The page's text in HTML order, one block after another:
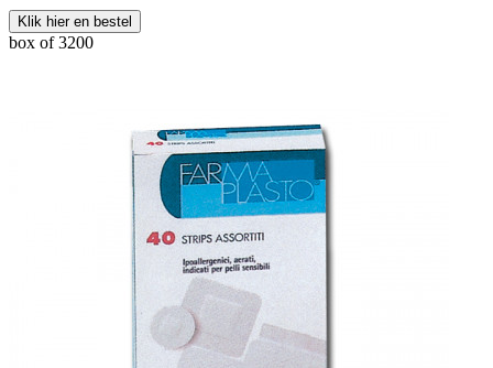
Klik hier en bestel
box of 3200